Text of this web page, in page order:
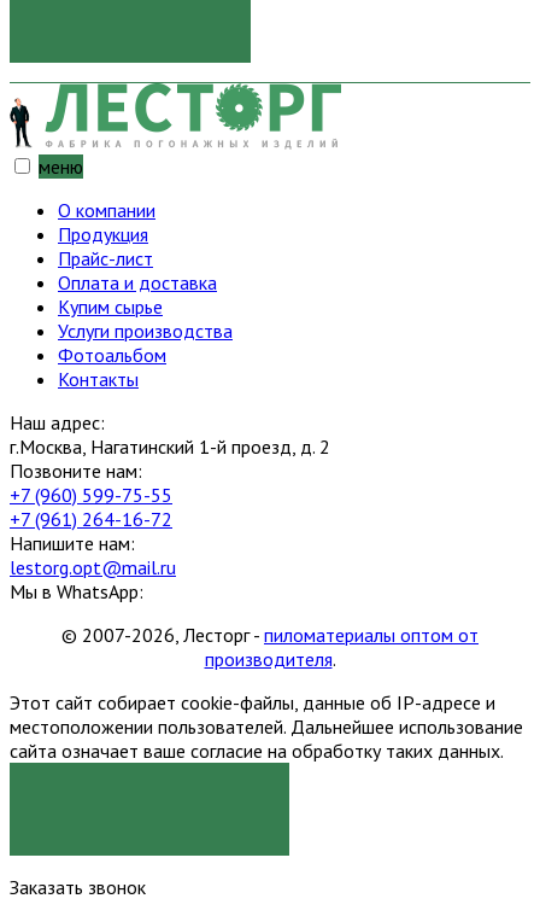
меню
О компании
Продукция
Прайс-лист
Оплата и доставка
Купим сырье
Услуги производства
Фотоальбом
Контакты
Наш адрес:
г.Москва, Нагатинский 1-й проезд, д. 2
Позвоните нам:
+7 (960) 599-75-55
+7 (961) 264-16-72
Напишите нам:
lestorg.opt@mail.ru
Мы в WhatsApp:
© 2007-2026, Лесторг - пиломатериалы оптом от
производителя.
Этот сайт собирает cookie-файлы, данные об IP-адресе и
местоположении пользователей. Дальнейшее использование
сайта означает ваше согласие на обработку таких данных.
Заказать звонок